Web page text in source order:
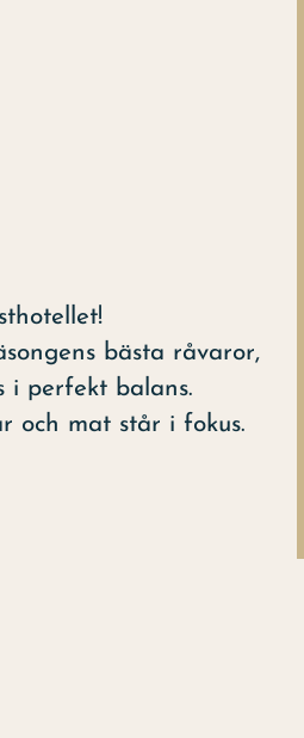
bästa råvaror,
i perfekt balans.
och mat står i fokus.